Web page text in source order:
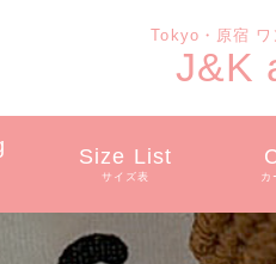
Tokyo・原宿 ワ
J&K
Size List
サイズ表 カ